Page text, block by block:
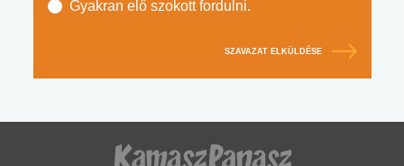
Gyakran elő szokott fordulni.
SZAVAZAT ELKÜLDÉSE